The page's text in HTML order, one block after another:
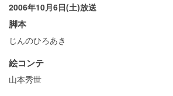
2006年10月6日(土)放送
脚本
じんのひろあき
絵コンテ
山本秀世